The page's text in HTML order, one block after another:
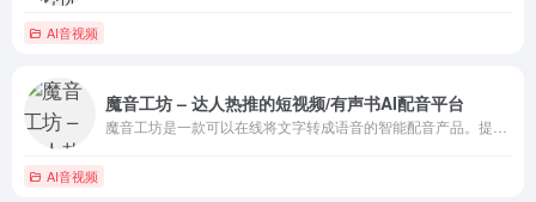
AI音视频
魔音工坊 – 达人热推的短视频/有声书AI配音平台
AI音视频